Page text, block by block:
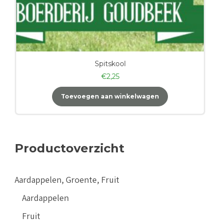
Spitskool
€2,25
Toevoegen aan winkelwagen
Productoverzicht
Aardappelen, Groente, Fruit
Aardappelen
Fruit